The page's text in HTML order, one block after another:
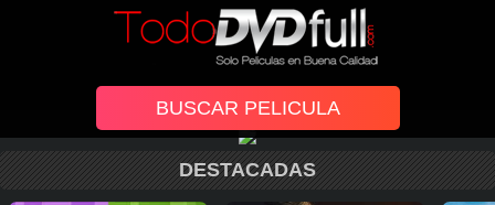
DESTACADAS